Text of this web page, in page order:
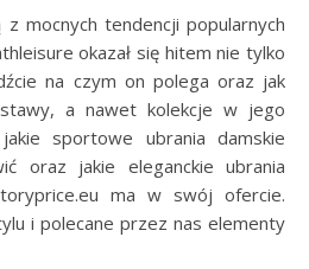
okazał się hitem nie tylko
na czym on polega oraz jak
a nawet kolekcje w jego
sportowe ubrania damskie
oraz jakie eleganckie ubrania
ma w swój ofercie.
i polecane przez nas elementy